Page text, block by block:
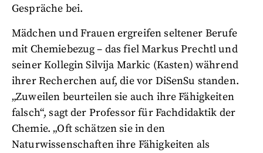
Gespräche bei.
Mädchen und Frauen ergreifen seltener Berufe
mit Chemiebezug – das fiel Markus Prechtl und
seiner Kollegin Silvija Markic (Kasten) während
ihrer Recherchen auf, die vor DiSenSu standen.
„Zuweilen beurteilen sie auch ihre Fähigkeiten
falsch“, sagt der Professor für Fachdidaktik der
Chemie. „Oft schätzen sie in den
Naturwissenschaften ihre Fähigkeiten als